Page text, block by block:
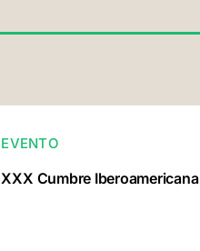
EVENTO
XXX Cumbre Iberoamericana